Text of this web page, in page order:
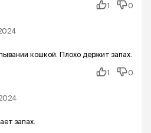
1
0
кошкой. Плохо держит запах.
1
0
запах.